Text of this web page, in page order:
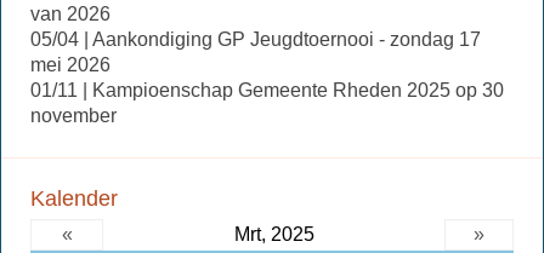
van 2026
05/04 | Aankondiging GP Jeugdtoernooi - zondag 17
mei 2026
01/11 | Kampioenschap Gemeente Rheden 2025 op 30
november
Kalender
« Mrt, 2025
»